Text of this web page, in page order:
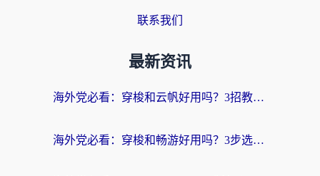
联系我们
最新资讯
海外党必看：穿梭和云帆好用吗？3招教你选对回国加速器（附PTT翻墙+QuickbackFly2CN对比）
海外党必看：穿梭和畅游好用吗？3步选对回国加速器，无缝刷国内剧玩国服